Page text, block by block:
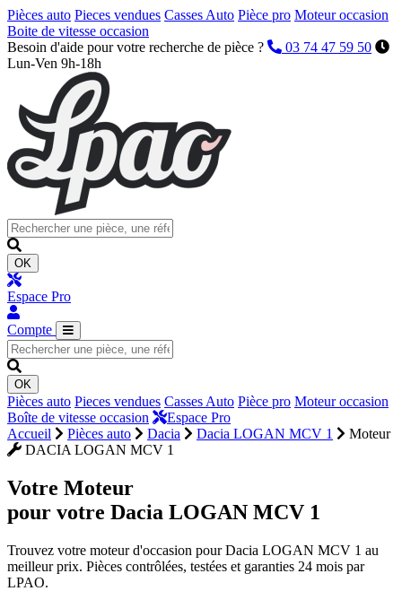
Pièces auto Pieces vendues Casses Auto Pièce pro Moteur occasion
Boite de vitesse occasion
Besoin d'aide pour votre recherche de pièce ?
03 74 47 59 50
Lun-Ven 9h-18h
OK
Espace Pro
Compte
OK
Pièces auto Pieces vendues Casses Auto Pièce pro Moteur occasion
Boîte de vitesse occasion
Espace Pro
Accueil
Pièces auto Dacia Dacia LOGAN MCV 1
Moteur
DACIA LOGAN MCV 1
Votre Moteur
pour votre Dacia LOGAN MCV 1
Trouvez votre moteur d'occasion pour Dacia LOGAN MCV 1 au
meilleur prix. Pièces contrôlées, testées et garanties 24 mois par
LPAO.